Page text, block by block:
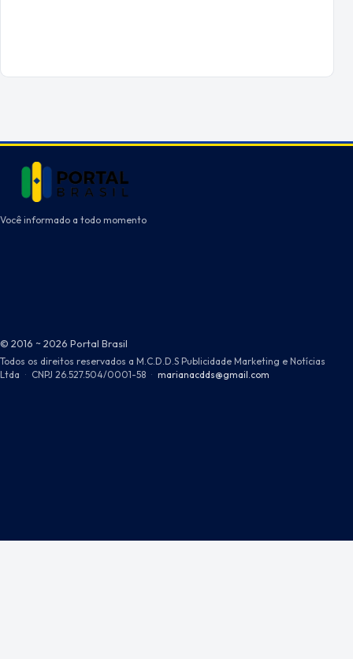
Você informado a todo momento
© 2016 ~ 2026 Portal Brasil
Todos os direitos reservados a M.C.D.D.S Publicidade Marketing e Notícias
Ltda · CNPJ 26.527.504/0001-58 · marianacdds@gmail.com